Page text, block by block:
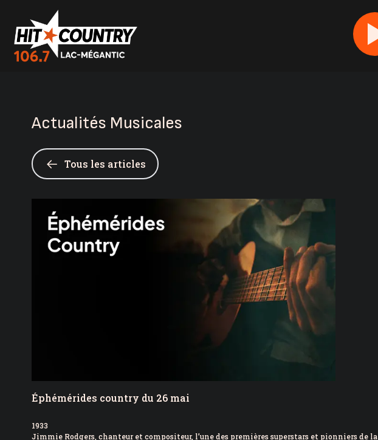
Actualités Musicales
Tous les articles
Éphémérides country du 26 mai
1933
Jimmie Rodgers, chanteur et compositeur, l’une des premières superstars et pionniers de la